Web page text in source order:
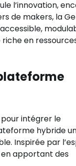
l’innovation,
de makers, la
en
pour intégrer le
hybride
Inspirée par
en apportant des